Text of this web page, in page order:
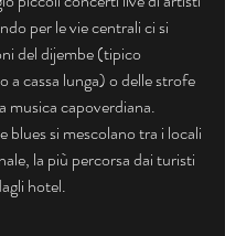
per le vie centrali ci si
del dijembe (tipico
a cassa lunga) o delle strofe
musica capoverdiana.
blues si mescolano tra i locali
la più percorsa dai turisti
hotel.